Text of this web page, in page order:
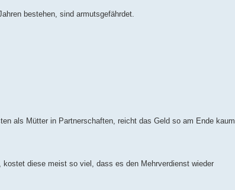
bestehen, sind armutsgefährdet.
als Mütter in Partnerschaften, reicht das Geld so am Ende kaum.
diese meist so viel, dass es den Mehrverdienst wieder